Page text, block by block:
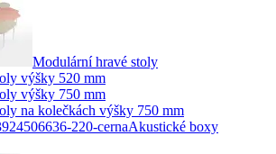
Modulární hravé stoly
výšky 520 mm
výšky 750 mm
na kolečkách výšky 750 mm
Akustické boxy